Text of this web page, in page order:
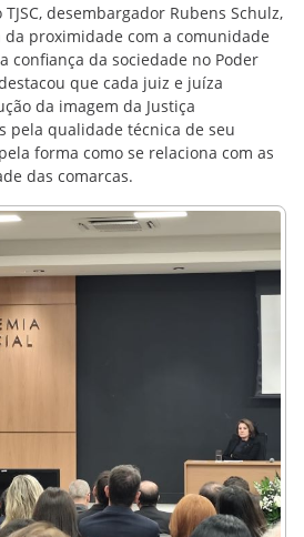
desembargador Rubens Schulz,
proximidade com a comunidade
confiança da sociedade no Poder
que cada juiz e juíza
da imagem da Justiça
pela qualidade técnica de seu
forma como se relaciona com as
das comarcas.